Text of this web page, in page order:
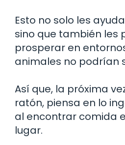
Esto no solo les
sino que también les
prosperar en
animales no podrían
Así que, la próxima
ratón, piensa en lo
al encontrar comida
lugar.